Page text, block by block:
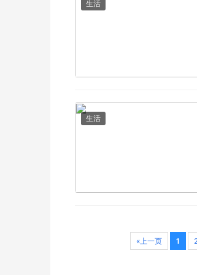
生活
生活
«上一页 1